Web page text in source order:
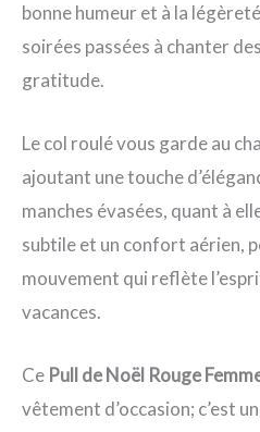
bonne humeur et à la
soirées passées à chanter
gratitude.
Le col roulé vous garde au
ajoutant une touche
manches évasées, quant à
subtile et un confort aérien,
mouvement qui reflète
vacances.
Ce Pull de Noël Rouge
vêtement d’occasion; c’est